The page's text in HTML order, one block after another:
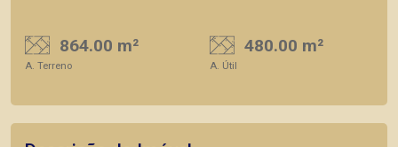
864.00 m²
A. Terreno
480.00 m²
A. Útil